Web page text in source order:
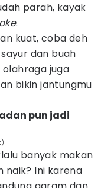
parah, kayak
.
kuat, coba deh
dan buah
olahraga juga
bikin jantungmu
pun jadi
banyak makan
naik? Ini karena